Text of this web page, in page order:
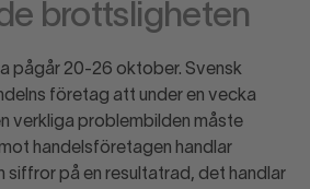
brottsligheten
pågår 20-26 oktober. Svensk
företag att under en vecka
verkliga problembilden måste
handelsföretagen handlar
siffror på en resultatrad, det handlar